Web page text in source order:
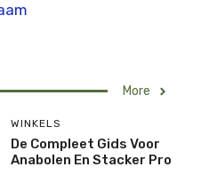
More
WINKELS
De Compleet Gids Voor
Anabolen En Stacker Pro